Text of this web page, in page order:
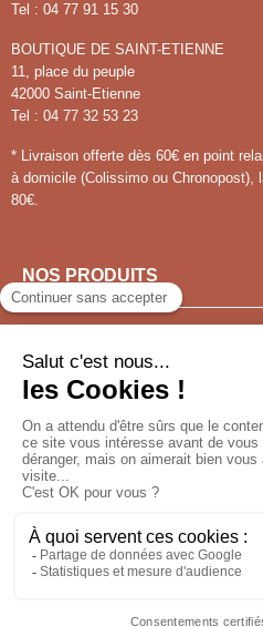
Tel : 04 77 91 15 30
BOUTIQUE DE SAINT-ETIENNE
11, place du peuple
42000 Saint-Etienne
Tel : 04 77 32 53 23
* Livraison offerte dès 60€ en point
à domicile (Colissimo ou Chronopost),
80€.
NOS PRODUITS
VOUS SOUHAITEZ ?
Pour tout renseignement
NOUS SUIVRE